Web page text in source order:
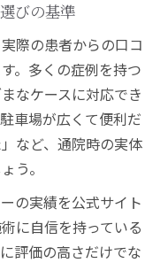
びの基準
際の患者からの口コ
。多くの症例を持つ
なケースに対応でき
車場が広くて便利だ
など、通院時の実体
う。
の実績を公式サイト
に自信を持っている
評価の高さだけでな